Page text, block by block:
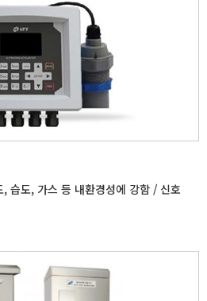
습도, 가스 등 내환경성에 강함 / 신호